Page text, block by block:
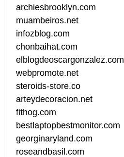
archiesbrooklyn.com
muambeiros.net
infozblog.com
chonbaihat.com
elblogdeoscargonzalez.com
webpromote.net
steroids-store.co
arteydecoracion.net
fithog.com
bestlaptopbestmonitor.com
georginaryland.com
roseandbasil.com